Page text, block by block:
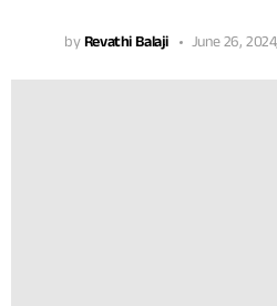
byRevathi Balaji June 26,